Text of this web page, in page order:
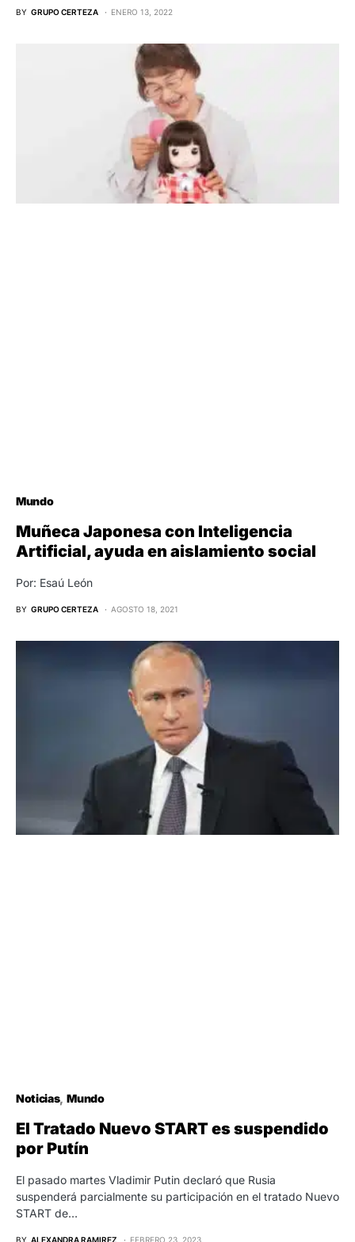
BY GRUPO CERTEZA ENERO 13, 2022
Mundo
Muñeca Japonesa con Inteligencia
Artificial, ayuda en aislamiento social
Por: Esaú León
BY GRUPO CERTEZA AGOSTO 18, 2021
Noticias Mundo
El Tratado Nuevo START es suspendido
por Putín
El pasado martes Vladimir Putin declaró que Rusia
suspenderá parcialmente su participación en el tratado Nuevo
START de…
BY ALEXANDRA RAMIREZ FEBRERO 23, 2023